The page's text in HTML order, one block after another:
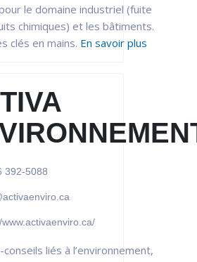
le domaine industriel (fuite
chimiques) et les bâtiments.
clés en mains. En savoir plus
392-5088
www.activaenviro.ca/
liés à l’environnement,